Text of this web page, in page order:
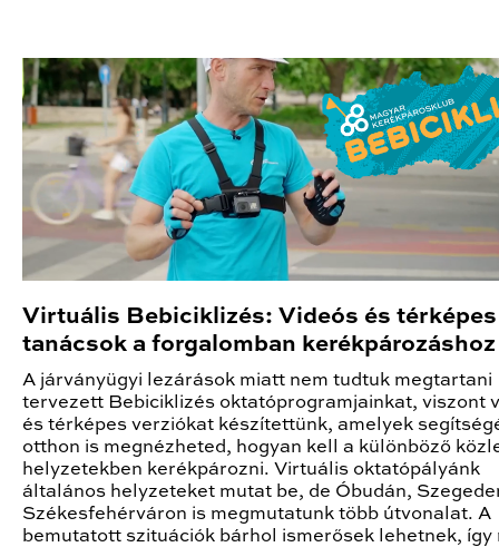
Virtuális Bebiciklizés: Videós és térképes
tanácsok a forgalomban kerékpározáshoz
A járványügyi lezárások miatt nem tudtuk megtartani
tervezett Bebiciklizés oktatóprogramjainkat, viszont
és térképes verziókat készítettünk, amelyek
otthon is megnézheted, hogyan kell a különböző
helyzetekben kerékpározni. Virtuális oktatópályánk
általános helyzeteket mutat be, de Óbudán,
Székesfehérváron is megmutatunk több útvonalat. A
bemutatott szituációk bárhol ismerősek lehetnek, így